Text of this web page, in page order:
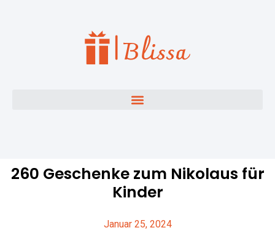
260 Geschenke zum Nikolaus für
Kinder
Januar 25, 2024